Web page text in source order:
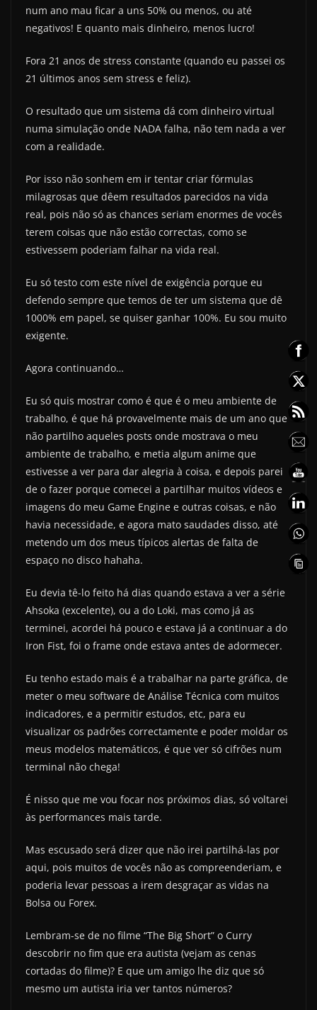
num ano mau ficar a uns 50% ou menos, ou até
negativos! E quanto mais dinheiro, menos lucro!
Fora 21 anos de stress constante (quando eu passei os
21 últimos anos sem stress e feliz).
O resultado que um sistema dá com dinheiro virtual
numa simulação onde NADA falha, não tem nada a ver
com a realidade.
Por isso não sonhem em ir tentar criar fórmulas
milagrosas que dêem resultados parecidos na vida
real, pois não só as chances seriam enormes de vocês
terem coisas que não estão correctas, como se
estivessem poderiam falhar na vida real.
Eu só testo com este nível de exigência porque eu
defendo sempre que temos de ter um sistema que dê
1000% em papel, se quiser ganhar 100%. Eu sou muito
exigente.
Agora continuando…
Eu só quis mostrar como é que é o meu ambiente de
trabalho, é que há provavelmente mais de um ano que
não partilho aqueles posts onde mostrava o meu
ambiente de trabalho, e metia algum anime que
estivesse a ver para dar alegria à coisa, e depois parei
de o fazer porque comecei a partilhar muitos vídeos e
imagens do meu Game Engine e outras coisas, e não
havia necessidade, e agora mato saudades disso, até
metendo um dos meus típicos alertas de falta de
espaço no disco hahaha.
Eu devia tê-lo feito há dias quando estava a ver a série
Ahsoka (excelente), ou a do Loki, mas como já as
terminei, acordei há pouco e estava já a continuar a do
Iron Fist, foi o frame onde estava antes de adormecer.
Eu tenho estado mais é a trabalhar na parte gráfica, de
meter o meu software de Análise Técnica com muitos
indicadores, e a permitir estudos, etc, para eu
visualizar os padrões correctamente e poder moldar os
meus modelos matemáticos, é que ver só cifrões num
terminal não chega!
É nisso que me vou focar nos próximos dias, só voltarei
às performances mais tarde.
Mas escusado será dizer que não irei partilhá-las por
aqui, pois muitos de vocês não as compreenderiam, e
poderia levar pessoas a irem desgraçar as vidas na
Bolsa ou Forex.
Lembram-se de no filme “The Big Short” o Curry
descobrir no fim que era autista (vejam as cenas
cortadas do filme)? E que um amigo lhe diz que só
mesmo um autista iria ver tantos números?